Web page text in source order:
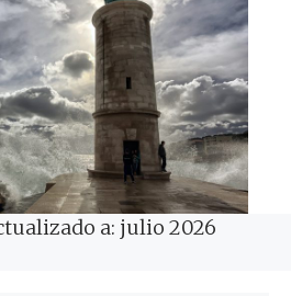
a: julio 2026